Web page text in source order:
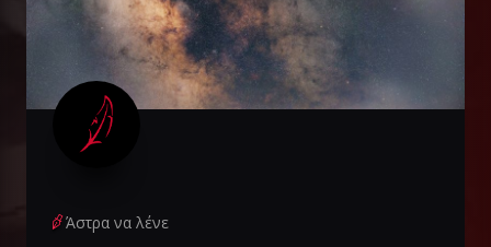
Άστρα να λένε